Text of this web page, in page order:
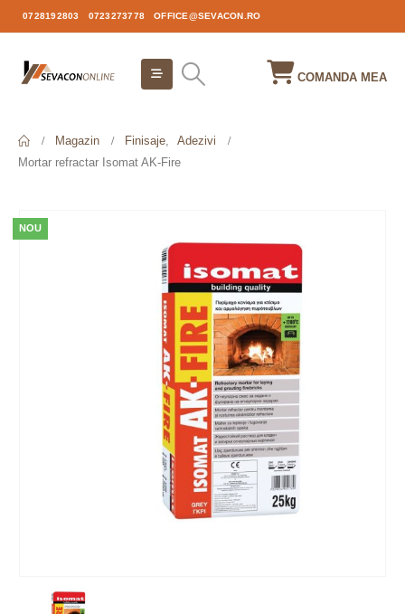
0728192803 0723273778 OFFICE@SEVACON.RO
COMANDA MEA
Magazin Finisaje,
Adezivi
Mortar refractar Isomat AK-Fire
NOU